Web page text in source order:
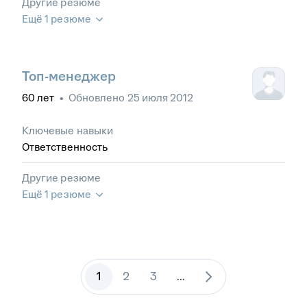
Другие резюме
Ещё 1 резюме
Топ-менеджер
60 лет • Обновлено 25 июля 2012
Ключевые навыки
Ответственность
Другие резюме
Ещё 1 резюме
1 2 3 ...